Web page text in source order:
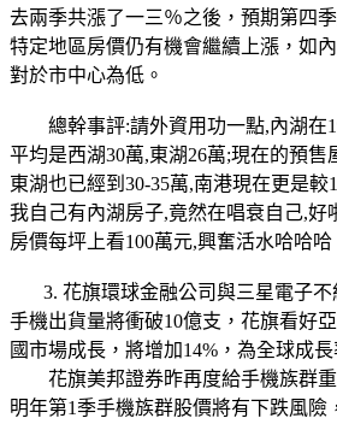
去兩季共漲了一三％之後，預期第四
特定地區房價仍有機會繼續上漲，如
對於市中心為低。
總幹事評:請外資用功一點,內湖在
平均是西湖30萬,東湖26萬;現在的預售
東湖也已經到30-35萬,南港現在更是較
我自己有內湖房子,竟然在唱衰自己,好
房價每坪上看100萬元,興奮活水哈哈哈
3. 花旗環球金融公司與三星電子不
手機出貨量將衝破10億支，花旗看好
國市場成長，將增加14%，為全球成長
花旗美邦證券昨再度給手機族群重
明年第1季手機族群股價將有下跌風險